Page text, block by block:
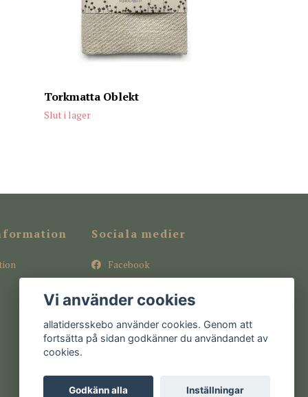
Torkmatta Oblekt
Slut i lager
Sociala medier
Facebook
Pinterest
Vi använder cookies
allatidersskebo använder cookies. Genom att
fortsätta på sidan godkänner du användandet av
cookies.
Godkänn alla Inställningar